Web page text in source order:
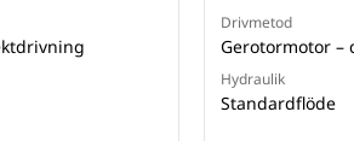
Drivmetod
Gerotormotor
Hydraulik
Standardflöde